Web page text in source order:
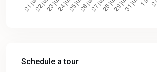
Schedule a tour